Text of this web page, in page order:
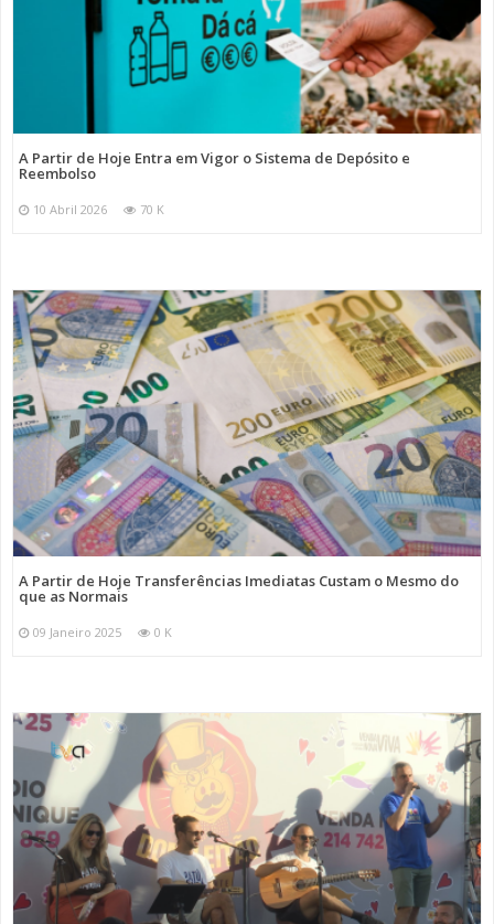
A Partir de Hoje Entra em Vigor o Sistema de Depósito e
Reembolso
10 Abril 2026 70 K
A Partir de Hoje Transferências Imediatas Custam o Mesmo do
que as Normais
09 Janeiro 2025 0 K